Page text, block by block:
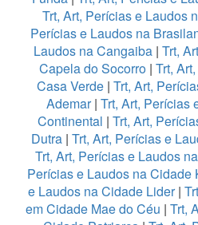
Trt, Art, Perícias e Laudos
Perícias e Laudos na
Laudos na Cangaiba| Trt,
Capela do Socorro | Trt,
Casa Verde | Trt, Art,
Ademar| Trt, Art, Perícias
Continental | Trt, Art,
Dutra | Trt, Art, Perícias e
Trt, Art, Perícias e Laudos
Perícias e Laudos na Cidade
e Laudos na Cidade Lider|
em Cidade Mae do Céu | Trt,